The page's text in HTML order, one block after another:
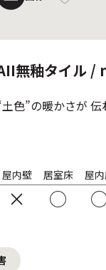
無釉タイル /
土色”の暖かさが
屋内壁
×
居室床
○
屋